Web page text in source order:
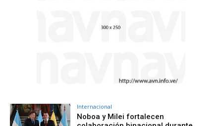
Internacional
Noboa y Milei fortalecen